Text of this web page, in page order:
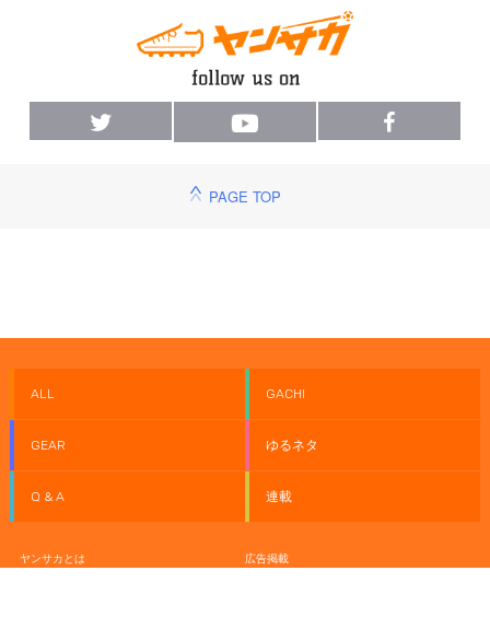
PAGE TOP
ALL GACHI
GEAR ゆるネタ
Q & A 連載
ヤンサカとは
広告掲載